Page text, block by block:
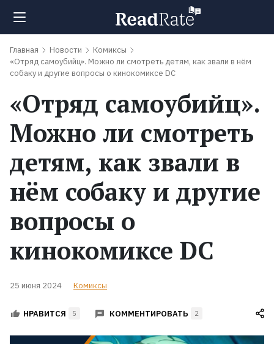
Поиск
Новости
Рейтинги
Книги
Экранизации
Коллекции
Главная Новости
Комиксы
«Отряд самоубийц». Можно ли смотреть детям, как звали в нём
собаку и другие вопросы о кинокомиксе DC
«Отряд самоубийц».
Можно ли смотреть
детям, как звали в
нём собаку и другие
вопросы о
кинокомиксе DC
25 июня 2024 Комиксы
НРАВИТСЯ 5 КОММЕНТИРОВАТЬ 2